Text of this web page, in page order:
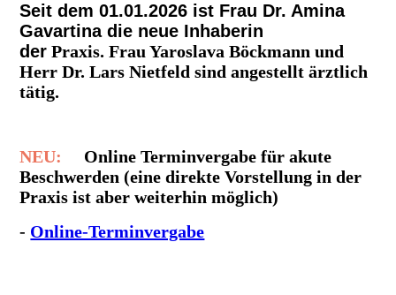
Seit dem 01.01.2026 ist Frau Dr. Amina
Gavartina die neue Inhaberin
der Praxis. Frau Yaroslava Böckmann und
Herr Dr. Lars Nietfeld sind angestellt ärztlich
tätig.
NEU:
Online Terminvergabe für akute
Beschwerden (eine direkte Vorstellung in der
Praxis ist aber weiterhin möglich)
- Online-Terminvergabe